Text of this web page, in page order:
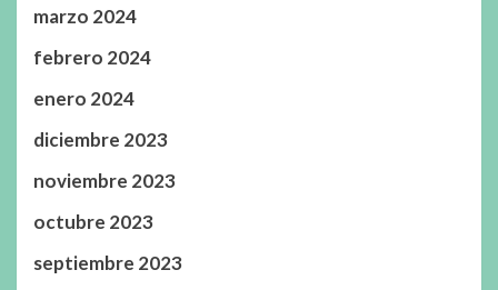
marzo 2024
febrero 2024
enero 2024
diciembre 2023
noviembre 2023
octubre 2023
septiembre 2023